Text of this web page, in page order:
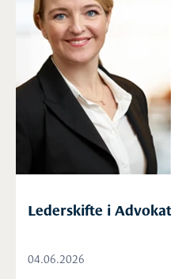
Lederskifte i
04.06.2026